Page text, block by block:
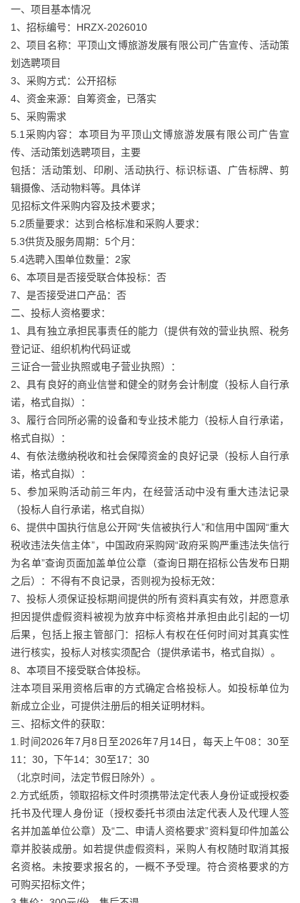
一、项目基本情况
1、招标编号：HRZX-2026010
2、项目名称：平顶山文博旅游发展有限公司广告宣传、活动策
划选聘项目
3、采购方式：公开招标
4、资金来源：自筹资金，已落实
5、采购需求
5.1采购内容：本项目为平顶山文博旅游发展有限公司广告宣
传、活动策划选聘项目，主要
包括：活动策划、印刷、活动执行、标识标语、广告标牌、剪
辑摄像、活动物料等。具体详
见招标文件采购内容及技术要求；
5.2质量要求：达到合格标准和采购人要求：
5.3供货及服务周期：5个月：
5.4选聘入围单位数量：2家
6、本项目是否接受联合体投标：否
7、是否接受进口产品：否
二、投标人资格要求：
1、具有独立承担民事责任的能力（提供有效的营业执照、税务
登记证、组织机构代码证或
三证合一营业执照或电子营业执照）：
2、具有良好的商业信誉和健全的财务会计制度（投标人自行承
诺，格式自拟）：
3、履行合同所必需的设备和专业技术能力（投标人自行承诺，
格式自拟）：
4、有依法缴纳税收和社会保障资金的良好记录（投标人自行承
诺，格式自拟）：
5、参加采购活动前三年内，在经营活动中没有重大违法记录
（投标人自行承诺，格式自拟）
6、提供中国执行信息公开网“失信被执行人”和信用中国网“重大
税收违法失信主体”，中国政府采购网“政府采购严重违法失信行
为名单”查询页面加盖单位公章（查询日期在招标公告发布日期
之后）：不得有不良记录，否则视为投标无效：
7、投标人须保证投标期间提供的所有资料真实有效，并愿意承
担因提供虚假资料被视为放弃中标资格并承担由此引起的一切
后果，包括上报主管部门：招标人有权在任何时间对其真实性
进行核实，投标人对核实须配合（提供承诺书，格式自拟）。
8、本项目不接受联合体投标。
注本项目采用资格后审的方式确定合格投标人。如投标单位为
新成立企业，可提供注册后的相关证明材料。
三、招标文件的获取：
1.时间2026年7月8日至2026年7月14日，每天上午08：30至
11：30，下午14：30至17：30
（北京时间，法定节假日除外）。
2.方式纸质，领取招标文件时须携带法定代表人身份证或授权委
托书及代理人身份证（授权委托书须由法定代表人及代理人签
名并加盖单位公章）及“二、申请人资格要求”资料复印件加盖公
章并胶装成册。如若提供虚假资料，采购人有权随时取消其报
名资格。未按要求报名的，一概不予受理。符合资格要求的方
可购买招标文件；